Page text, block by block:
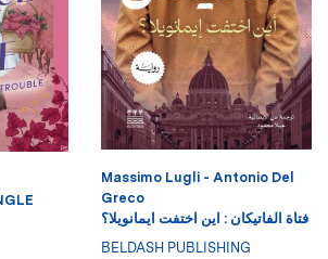
Massimo Lugli - Antonio Del
Greco
فتاة الفاتيكان : اين اختفت ايمانويلا؟
BELDASH PUBLISHING